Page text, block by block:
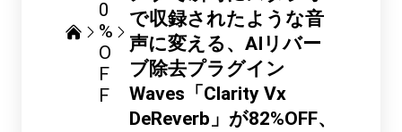
0
%
O
F
F
で収録されたような音
声に変える、AIリバー
ブ除去プラグイン
Waves「Clarity Vx
DeReverb」が82%OFF、